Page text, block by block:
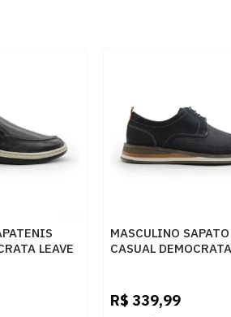
LEAVE
MASCULINO SAPATO
CASUAL
R$ 339,99